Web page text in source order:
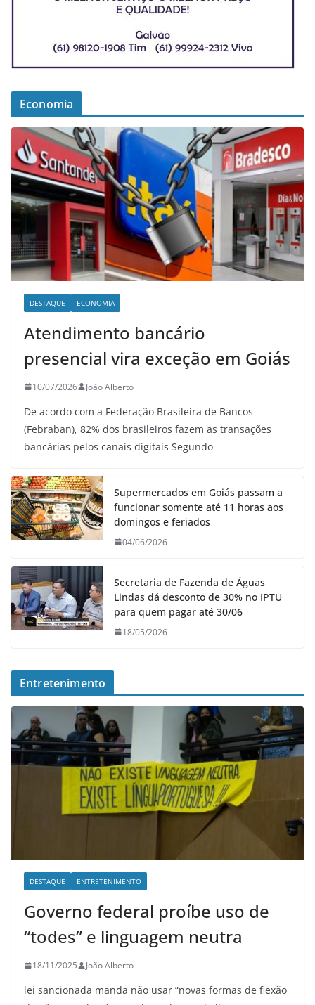
Economia
DESTAQUE ECONOMIA
Atendimento bancário
presencial vira exceção em Goiás
10/07/2026 João Alberto
De acordo com a Federação Brasileira de Bancos
(Febraban), 82% dos brasileiros fazem as transações
bancárias pelos canais digitais Segundo
Supermercados em Goiás passam a
funcionar somente até 11 horas aos
domingos e feriados
04/06/2026
Secretaria de Fazenda de Águas
Lindas dá desconto de 30% no IPTU
para quem pagar até 30/06
18/05/2026
Entretenimento
DESTAQUE ENTRETENIMENTO
Governo federal proíbe uso de
“todes” e linguagem neutra
18/11/2025 João Alberto
lei sancionada manda não usar “novas formas de flexão